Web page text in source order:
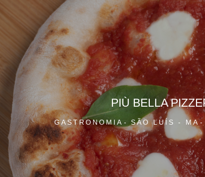
GASTRONOMIA SÃO LUÍS - MA
PIÙ BELLA